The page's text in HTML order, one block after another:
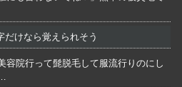
だけなら覚えられそう
容院行って髭脱毛して服流行りのにし